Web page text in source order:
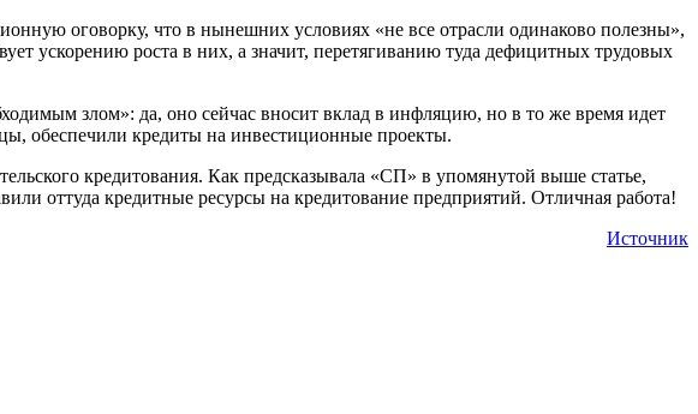
оговорку, что в нынешних условиях «не все отрасли одинаково полезны»,
ускорению роста в них, а значит, перетягиванию туда дефицитных трудовых
злом»: да, оно сейчас вносит вклад в инфляцию, но в то же время идет
обеспечили кредиты на инвестиционные проекты.
кредитования. Как предсказывала «СП» в упомянутой выше статье,
оттуда кредитные ресурсы на кредитование предприятий. Отличная работа!
Источник